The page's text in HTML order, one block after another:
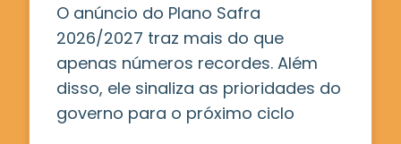
O anúncio do Plano Safra
2026/2027 traz mais do que
apenas números recordes. Além
disso, ele sinaliza as prioridades do
governo para o próximo ciclo